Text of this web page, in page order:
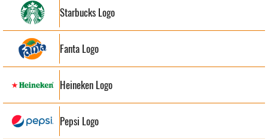
Starbucks Logo
Fanta Logo
Heineken Logo
Pepsi Logo